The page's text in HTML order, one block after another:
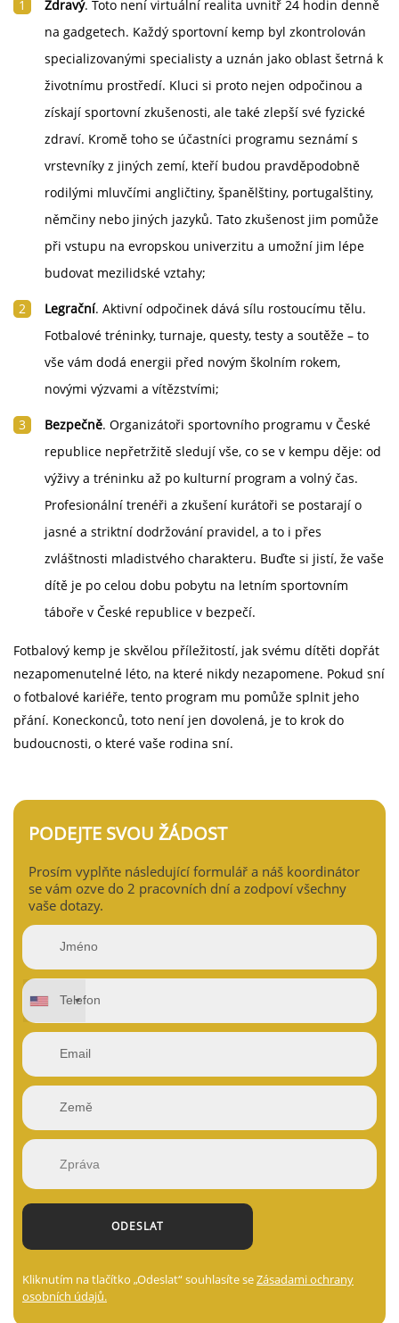
Zdravý. Toto není virtuální realita uvnitř 24 hodin denně
na gadgetech. Každý sportovní kemp byl zkontrolován
specializovanými specialisty a uznán jako oblast šetrná k
životnímu prostředí. Kluci si proto nejen odpočinou a
získají sportovní zkušenosti, ale také zlepší své fyzické
zdraví. Kromě toho se účastníci programu seznámí s
vrstevníky z jiných zemí, kteří budou pravděpodobně
rodilými mluvčími angličtiny, španělštiny, portugalštiny,
němčiny nebo jiných jazyků. Tato zkušenost jim pomůže
při vstupu na evropskou univerzitu a umožní jim lépe
budovat mezilidské vztahy;
Legrační. Aktivní odpočinek dává sílu rostoucímu tělu.
Fotbalové tréninky, turnaje, questy, testy a soutěže – to
vše vám dodá energii před novým školním rokem,
novými výzvami a vítězstvími;
Bezpečně. Organizátoři sportovního programu v České
republice nepřetržitě sledují vše, co se v kempu děje: od
výživy a tréninku až po kulturní program a volný čas.
Profesionální trenéři a zkušení kurátoři se postarají o
jasné a striktní dodržování pravidel, a to i přes
zvláštnosti mladistvého charakteru. Buďte si jistí, že vaše
dítě je po celou dobu pobytu na letním sportovním
táboře v České republice v bezpečí.
Fotbalový kemp je skvělou příležitostí, jak svému dítěti dopřát
nezapomenutelné léto, na které nikdy nezapomene. Pokud sní
o fotbalové kariéře, tento program mu pomůže splnit jeho
přání. Koneckonců, toto není jen dovolená, je to krok do
budoucnosti, o které vaše rodina sní.
PODEJTE SVOU ŽÁDOST
Prosím vyplňte následující formulář a náš koordinátor
se vám ozve do 2 pracovních dní a zodpoví všechny
vaše dotazy.
Kliknutím na tlačítko „Odeslat“ souhlasíte seZásadami ochrany
osobních údajů.